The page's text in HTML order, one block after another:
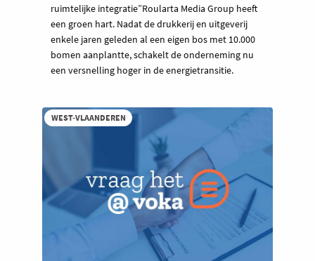
ruimtelijke integratie”Roularta Media Group heeft
een groen hart. Nadat de drukkerij en uitgeverij
enkele jaren geleden al een eigen bos met 10.000
bomen aanplantte, schakelt de onderneming nu
een versnelling hoger in de energietransitie.
WEST-VLAANDEREN